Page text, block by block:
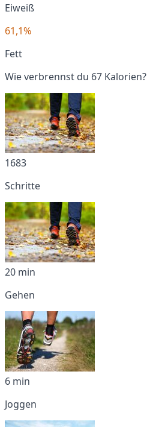
Eiweiß
61,1%
Fett
Wie verbrennst du 67 Kalorien?
1683
Schritte
20 min
Gehen
6 min
Joggen